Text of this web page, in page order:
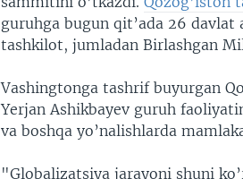
guruhga bugun qit’ada 26
tashkilot, jumladan Birlashgan
Vashingtonga tashrif buyurgan
Yerjan Ashikbayev guruh
va boshqa yo’nalishlarda
"Globalizatsiya jarayoni shuni